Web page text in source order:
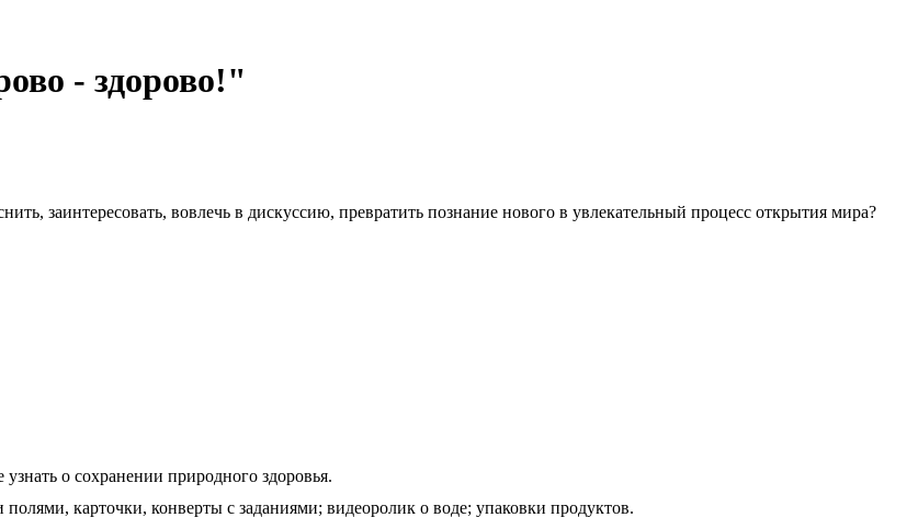
- здорово!"
заинтересовать, вовлечь в дискуссию, превратить познание нового в увлекательный процесс открытия мира?
о сохранении природного здоровья.
карточки, конверты с заданиями; видеоролик о воде; упаковки продуктов.